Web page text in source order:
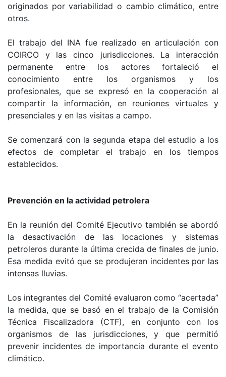
originados por variabilidad o cambio climático, entre
otros.
El trabajo del INA fue realizado en articulación con
COIRCO y las cinco jurisdicciones. La interacción
permanente entre los actores fortaleció el
conocimiento entre los organismos y los
profesionales, que se expresó en la cooperación al
compartir la información, en reuniones virtuales y
presenciales y en las visitas a campo.
Se comenzará con la segunda etapa del estudio a los
efectos de completar el trabajo en los tiempos
establecidos.
Prevención en la actividad petrolera
En la reunión del Comité Ejecutivo también se abordó
la desactivación de las locaciones y sistemas
petroleros durante la última crecida de finales de junio.
Esa medida evitó que se produjeran incidentes por las
intensas lluvias.
Los integrantes del Comité evaluaron como “acertada”
la medida, que se basó en el trabajo de la Comisión
Técnica Fiscalizadora (CTF), en conjunto con los
organismos de las jurisdicciones, y que permitió
prevenir incidentes de importancia durante el evento
climático.